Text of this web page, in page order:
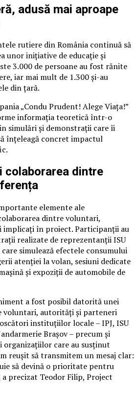
adusă mai aproape
rutiere din România continuă să
unor inițiative de educație și
3.000 de persoane au fost rănite
iar mai mult de 1.300 și-au
din țară.
„Condu Prudent! Alege Viața!”
informația teoretică într-o
simulări și demonstrații care îi
înțeleagă concret impactul
colaborarea dintre
elemente ale
dintre voluntari,
în proiect. Participanții au
realizate de reprezentanții ISU
simulează efectele consumului
atenției la volan, sesiuni dedicate
și expoziții de automobile de
a fost posibil datorită unei
voluntari, autorități și parteneri
instituțiilor locale – IPJ, ISU
Brașov – precum și
care au susținut
reușit să transmitem un mesaj clar:
să devină o prioritate pentru
precizat Teodor Filip, Project